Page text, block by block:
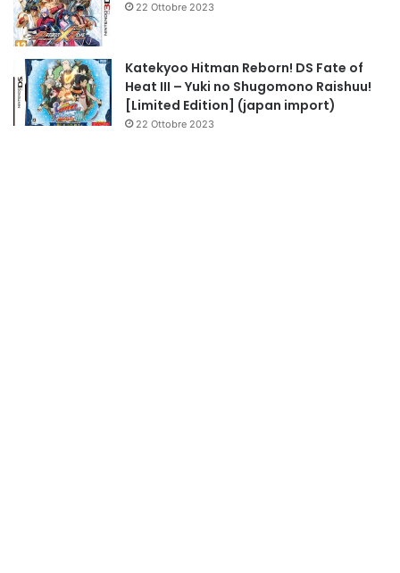
22 Ottobre 2023
Katekyoo Hitman Reborn! DS Fate of
Heat III – Yuki no Shugomono Raishuu!
[Limited Edition] (japan import)
22 Ottobre 2023